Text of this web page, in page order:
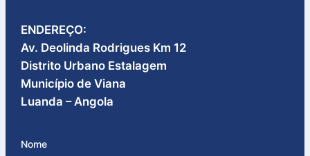
ENDEREÇO:
Av. Deolinda Rodrigues Km 12
Distrito Urbano Estalagem
Município de Viana
Luanda – Angola​
Nome